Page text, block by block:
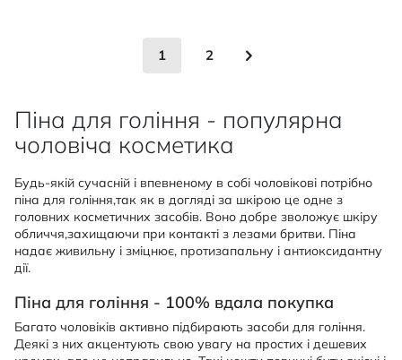
You're currently reading page
1 Сторінка
2 Сторінка
Наступне
Піна для гоління - популярна
чоловіча косметика
Будь-якій сучасній і впевненому в собі чоловікові потрібно
піна для гоління,так як в догляді за шкірою це одне з
головних косметичних засобів. Воно добре зволожує шкіру
обличчя,захищаючи при контакті з лезами бритви. Піна
надає живильну і зміцнює, протизапальну і антиоксидантну
дії.
Піна для гоління - 100% вдала покупка
Багато чоловіків активно підбирають засоби для гоління.
Деякі з них акцентують свою увагу на простих і дешевих